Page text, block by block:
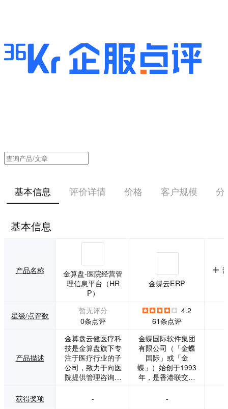
基本信息 评价详情 价格 客户规模 分
基本信息
产品名称
金算盘-医院经营管
理信息平台（HR
P）
金蝶云ERP
星级/点评数
暂无评分
0条点评
4.2
61条点评
产品描述
金算盘云健医疗科
技是金算盘旗下专
注于医疗行业的子
公司，致力于向医
院提供管理咨询、
金蝶国际软件集团
有限公司（「金蝶
国际」或「金
蝶」）始创于1993
年，是香港联交所
获得奖项 - -